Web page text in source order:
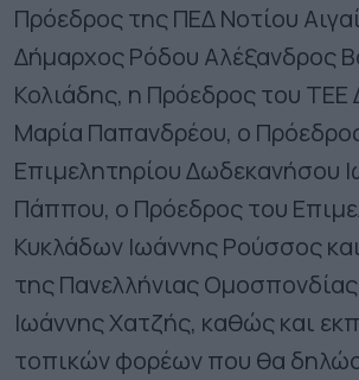
Πρόεδρος της ΠΕΔ Νοτίου
Δήμαρχος Ρόδου Αλέξανδρος
Κολιάδης, η Πρόεδρος του
Μαρία Παπανδρέου, ο
Επιμελητηρίου Δωδεκανήσου
Πάππου, ο Πρόεδρος του
Κυκλάδων Ιωάννης Ρούσσος
της Πανελλήνιας
Ιωάννης Χατζής, καθώς και
τοπικών φορέων που θα